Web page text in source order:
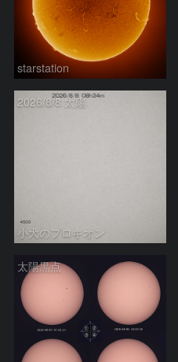
starstation
2026/8/8 太陽
小犬のプロキオン
太陽黒点